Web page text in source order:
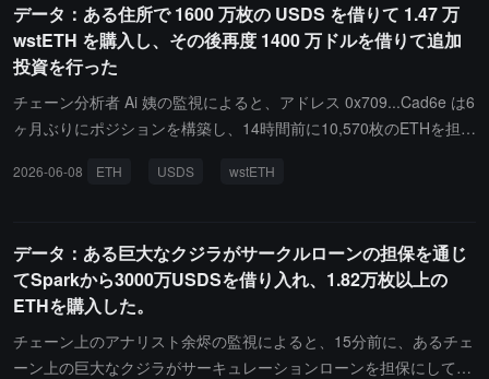
データ：ある住所で 1600 万枚の USDS を借りて 1.47 万
wstETH を購入し、その後再度 1400 万ドルを借りて追加
投資を行った
チェーン分析者 Ai 姨の監視によると、アドレス 0x709...Cad6e は6
ヶ月ぶりにポジションを構築し、14時間前に10,570枚のETHを担保
30.36枚のwstETHを購入し、その後再び1,400万枚のUSDSを借り
2026-06-08 ETH USDS wstETH
データ：ある巨大なクジラがサークルローンの担保を通じ
てSparkから3000万USDSを借り入れ、1.82万枚以上の
ETHを購入した。
チェーン上のアナリスト余烬の監視によると、15分前に、あるチェ
ーン上の巨大なクジラがサーキュレーションローンを担保にしてSp